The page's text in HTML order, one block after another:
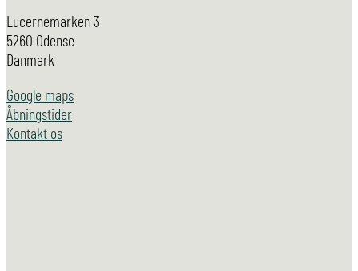
Lucernemarken 3
5260 Odense
Danmark
Google maps
Åbningstider
Kontakt os